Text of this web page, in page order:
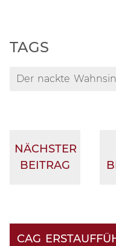
TAGS
Der nackte
NÄCHSTER
BEITRAG
CAG